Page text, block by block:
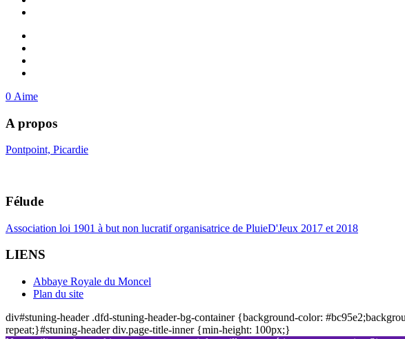
0 Aime
A propos
Pontpoint, Picardie
Félude
Association loi 1901 à but non lucratif organisatrice de PluieD'Jeux 2017 et 2018
LIENS
Abbaye Royale du Moncel
Plan du site
div#stuning-header .dfd-stuning-header-bg-container {background-color:
repeat;}#stuning-header div.page-title-inner {min-height: 100px;}